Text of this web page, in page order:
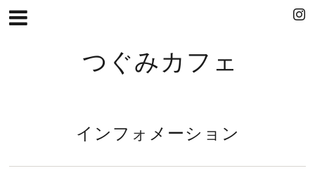
つぐみカフェ
インフォメーション